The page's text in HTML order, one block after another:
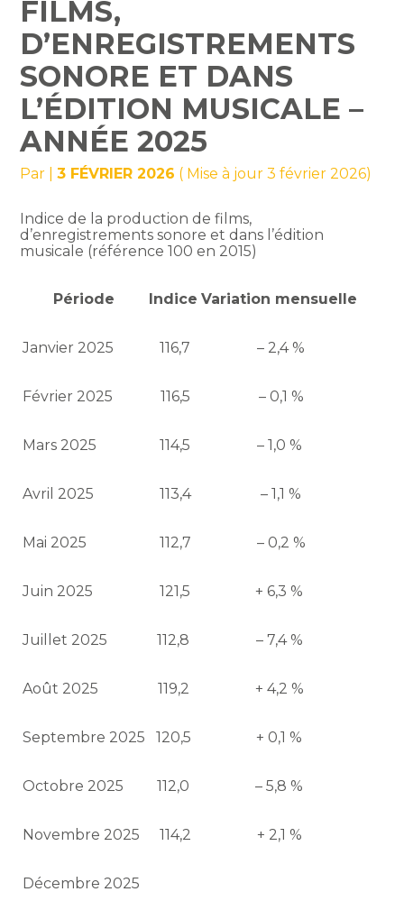
FILMS,
D’ENREGISTREMENTS
SONORE ET DANS
L’ÉDITION MUSICALE –
ANNÉE 2025
Par |3 FÉVRIER 2026 ( Mise à jour 3 février 2026)
Indice de la production de films,
d’enregistrements sonore et dans l’édition
musicale (référence 100 en 2015)
Période Indice Variation mensuelle
Janvier 2025 116,7 – 2,4 %
Février 2025 116,5 – 0,1 %
Mars 2025 114,5 – 1,0 %
Avril 2025 113,4 – 1,1 %
Mai 2025 112,7 – 0,2 %
Juin 2025 121,5 + 6,3 %
Juillet 2025 112,8 – 7,4 %
Août 2025 119,2 + 4,2 %
Septembre 2025 120,5 + 0,1 %
Octobre 2025 112,0 – 5,8 %
Novembre 2025 114,2 + 2,1 %
Décembre 2025